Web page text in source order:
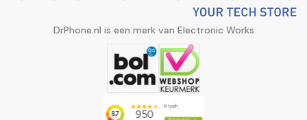
DrPhone.nl is een merk van Electronic Works